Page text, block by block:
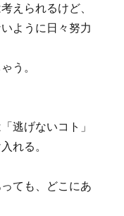
えられるけど、
ように日々努力
う。
逃げないコト」
れる。
ても、どこにあ